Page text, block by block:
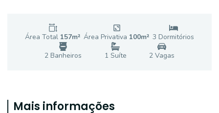
Área Total 157m² Área Privativa 100m² 3 Dormitórios
2 Banheiros 1 Suíte 2Vagas
Mais informações